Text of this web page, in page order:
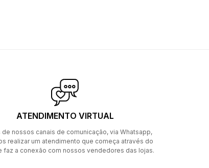
ATENDIMENTO VIRTUAL
de nossos canais de comunicação, via Whatsapp,
realizar um atendimento que começa através do
faz a conexão com nossos vendedores das lojas.